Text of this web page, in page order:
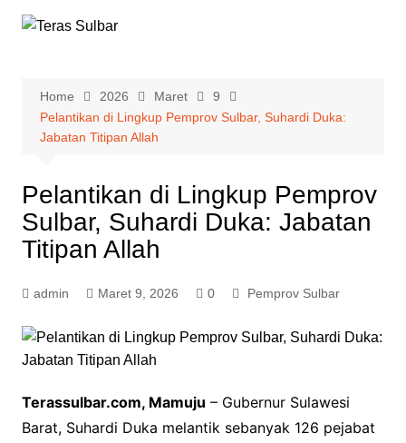
Home 2026 Maret
9
Pelantikan di Lingkup Pemprov Sulbar, Suhardi Duka:
Jabatan Titipan Allah
Pelantikan di Lingkup Pemprov
Sulbar, Suhardi Duka: Jabatan
Titipan Allah
admin Maret 9, 2026 0 Pemprov Sulbar
Terassulbar.com, Mamuju – Gubernur Sulawesi
Barat, Suhardi Duka melantik sebanyak 126 pejabat